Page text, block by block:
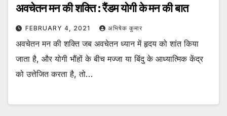
अवचेतन मन की शक्ति : रैंडम योगी के मन की बात
FEBRUARY 4, 2021 अभिषेक कुमार
अवचेतन मन की शक्ति जब अवचेतन ध्यान में हृदय को शांत किया
जाता है, और योगी भौंहों के बीच मज्जा या बिंदु के आध्यात्मिक केंद्र
को उत्तेजित करता है, तो…